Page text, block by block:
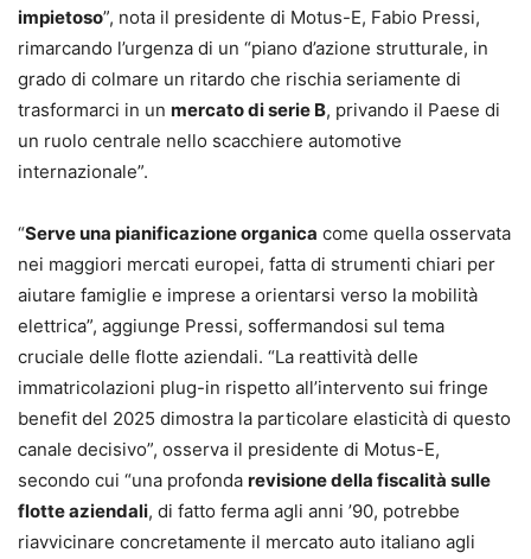
impietoso”, nota il presidente di Motus-E, Fabio Pressi,
rimarcando l’urgenza di un “piano d’azione strutturale, in
grado di colmare un ritardo che rischia seriamente di
trasformarci in un mercato di serie B, privando il Paese di
un ruolo centrale nello scacchiere automotive
internazionale”.
“Serve una pianificazione organica come quella osservata
nei maggiori mercati europei, fatta di strumenti chiari per
aiutare famiglie e imprese a orientarsi verso la mobilità
elettrica”, aggiunge Pressi, soffermandosi sul tema
cruciale delle flotte aziendali. “La reattività delle
immatricolazioni plug-in rispetto all’intervento sui fringe
benefit del 2025 dimostra la particolare elasticità di questo
canale decisivo”, osserva il presidente di Motus-E,
secondo cui “una profonda revisione della fiscalità sulle
flotte aziendali, di fatto ferma agli anni ’90, potrebbe
riavvicinare concretamente il mercato auto italiano agli